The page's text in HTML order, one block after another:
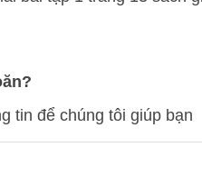
tin để chúng tôi giúp bạn